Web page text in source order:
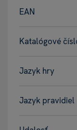
EAN
Katalógové
Jazyk hry
Jazyk pravidiel